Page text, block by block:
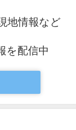
地情報など
を配信中